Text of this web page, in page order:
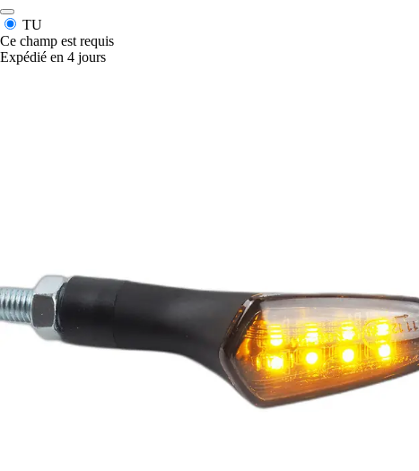
TU
Ce champ est requis
Expédié en 4 jours